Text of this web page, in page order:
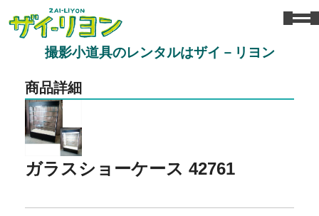
撮影小道具のレンタルはザイ－リヨン
商品詳細
ガラスショーケース 42761